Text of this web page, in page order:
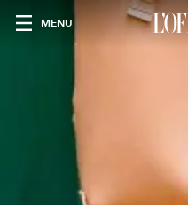
MENU